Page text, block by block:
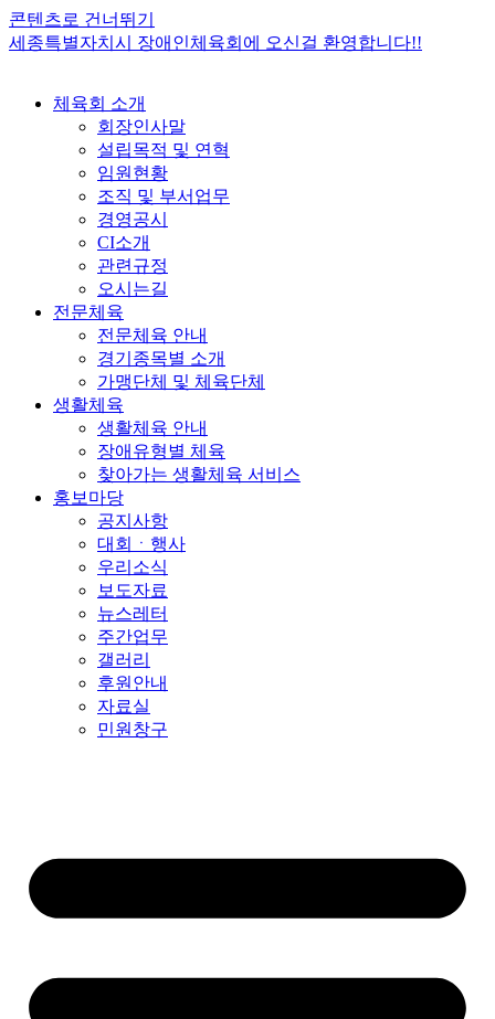
콘텐츠로 건너뛰기
세종특별자치시 장애인체육회에 오신걸 환영합니다!!
체육회 소개
회장인사말
설립목적 및 연혁
임원현황
조직 및 부서업무
경영공시
CI소개
관련규정
오시는길
전문체육
전문체육 안내
경기종목별 소개
가맹단체 및 체육단체
생활체육
생활체육 안내
장애유형별 체육
찾아가는 생활체육 서비스
홍보마당
공지사항
대회ㆍ행사
우리소식
보도자료
뉴스레터
주간업무
갤러리
후원안내
자료실
민원창구